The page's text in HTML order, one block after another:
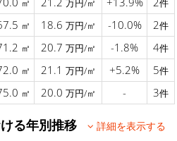
㎡ 18.6 万円/㎡ -10.0% 2件
㎡ 20.7 万円/㎡ -1.8% 4件
㎡ 21.1 万円/㎡ +5.2% 5件
㎡ 20.0 万円/㎡ - 3件
ける年別推移 詳細を表示する